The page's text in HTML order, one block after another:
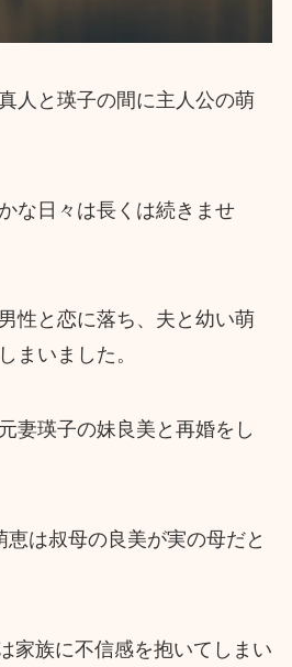
人と瑛子の間に主人公の萌
な日々は長くは続きませ
性と恋に落ち、夫と幼い萌
まいました。
妻瑛子の妹良美と再婚をし
は叔母の良美が実の母だと
家族に不信感を抱いてしまい